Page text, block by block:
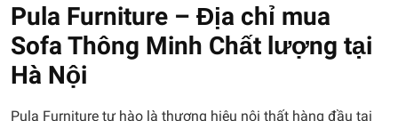
Pula Furniture – Địa chỉ mua
Sofa Thông Minh Chất lượng tại
Hà Nội
Pula Furniture tự hào là thương hiệu nội thất hàng đầu tại